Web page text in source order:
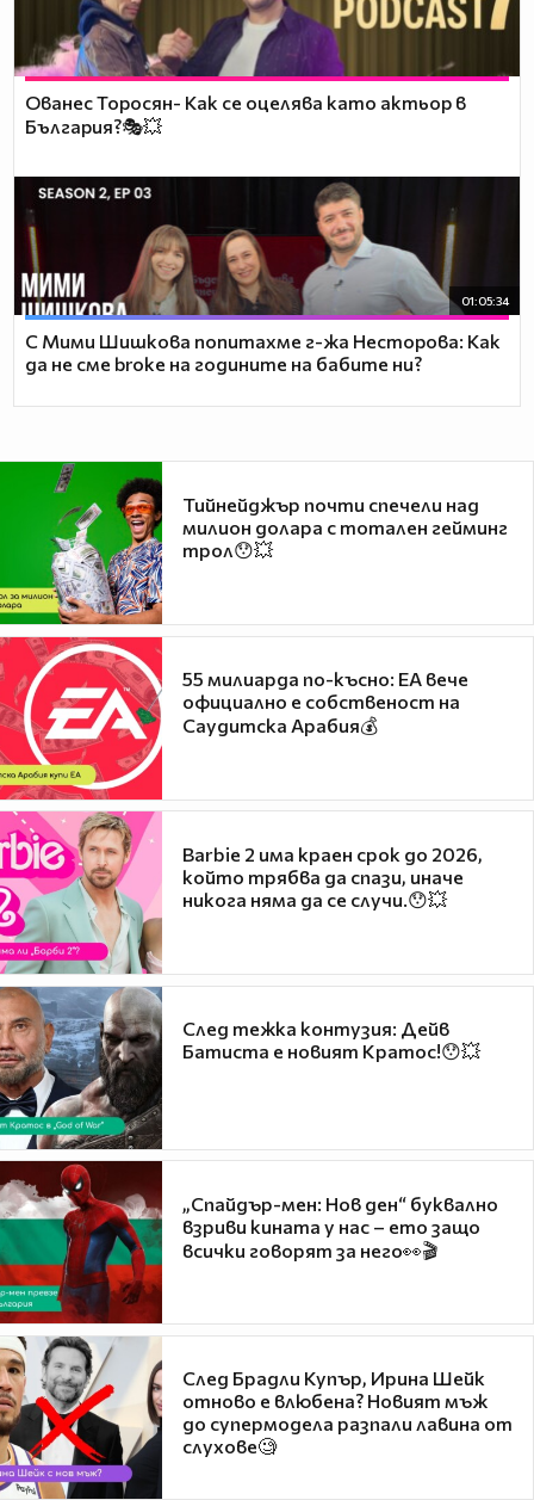
Ованес Торосян- Как се оцелява като актьор в
България?🎭💥
01:05:34
С Мими Шишкова попитахме г-жа Несторова: Как
да не сме broke на годините на бабите ни?
Тийнейджър почти спечели над
милион долара с тотален гейминг
трол😯💥
55 милиарда по-късно: EA вече
официално е собственост на
Саудитска Арабия💰
Barbie 2 има краен срок до 2026,
който трябва да спази, иначе
никога няма да се случи.😯💥
След тежка контузия: Дейв
Батиста е новият Кратос!😯💥
„Спайдър-мен: Нов ден“ буквално
взриви кината у нас – ето защо
всички говорят за него👀🎬
След Брадли Купър, Ирина Шейк
отново е влюбена? Новият мъж
до супермодела разпали лавина от
слухове🧐